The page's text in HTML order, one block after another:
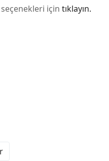
için tıklayın.